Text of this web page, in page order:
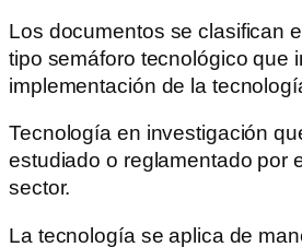
Los documentos se clasifican
tipo semáforo tecnológico que
implementación de la
Tecnología en investigación
estudiado o reglamentado por
sector.
La tecnología se aplica de